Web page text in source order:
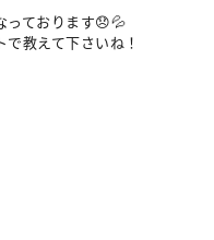
っております😞💦
教えて下さいね！